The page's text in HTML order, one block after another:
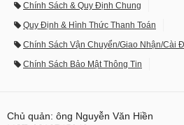
Chính Sách & Quy Định Chung
Quy Định & Hình Thức Thanh Toán
Chính Sách Vận Chuyển/Giao Nhận/Cài
Chính Sách Bảo Mật Thông Tin
Chủ quản: ông Nguyễn Văn Hiền